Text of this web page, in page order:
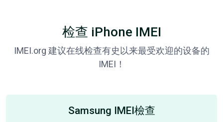
检查 iPhone IMEI
IMEI.org 建议在线检查有史以来最受欢迎的设备的
IMEI！
Samsung IMEI檢查